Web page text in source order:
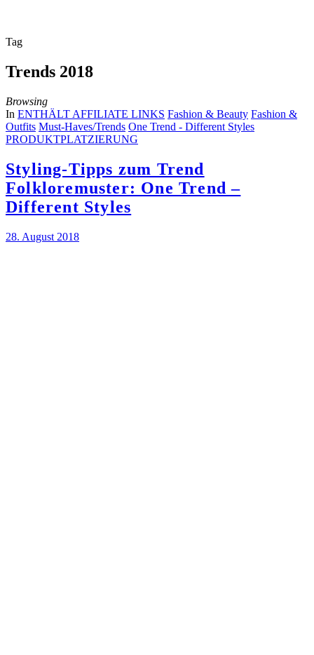
Tag
Trends 2018
Browsing
In ENTHÄLT AFFILIATE LINKS Fashion & Beauty Fashion &
Outfits Must-Haves/Trends One Trend - Different Styles
PRODUKTPLATZIERUNG
Styling-Tipps zum Trend
Folkloremuster: One Trend –
Different Styles
28. August 2018